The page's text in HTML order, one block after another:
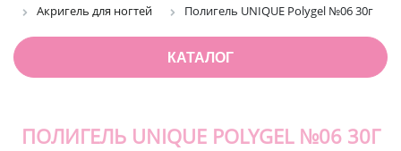
Акригель для ногтей
Полигель UNIQUE Polygel №06 30г
КАТАЛОГ
ПОЛИГЕЛЬ UNIQUE POLYGEL №06 30Г